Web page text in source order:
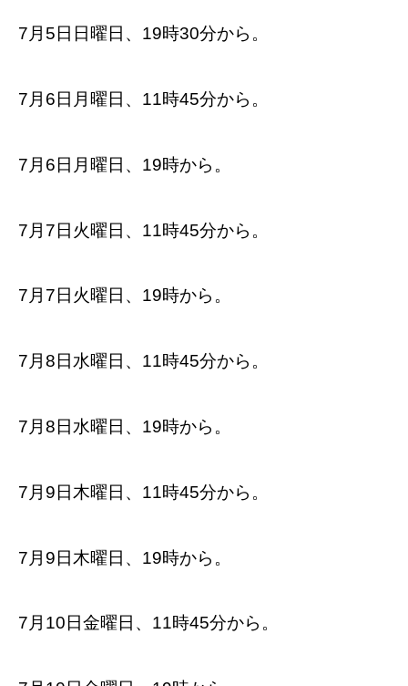
7月5日日曜日、19時30分から。
7月6日月曜日、11時45分から。
7月6日月曜日、19時から。
7月7日火曜日、11時45分から。
7月7日火曜日、19時から。
7月8日水曜日、11時45分から。
7月8日水曜日、19時から。
7月9日木曜日、11時45分から。
7月9日木曜日、19時から。
7月10日金曜日、11時45分から。